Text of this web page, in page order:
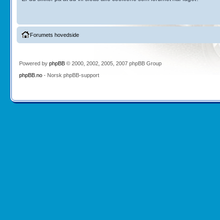
Forumets hovedside
Powered by phpBB© 2000, 2002, 2005, 2007 phpBB Group
phpBB.no- Norsk phpBB-support